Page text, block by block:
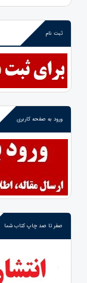
ثبت نام
ورود به صفحه کاربری
صفر تا صد چاپ کتاب شما